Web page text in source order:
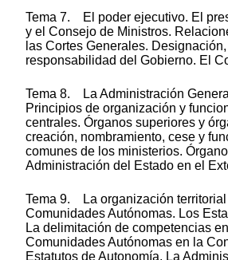
Tema 7. El poder ejecutivo. El
y el Consejo de Ministros.
las Cortes Generales.
responsabilidad del Gobierno. El
Tema 8. La Administración
Principios de organización y
centrales. Órganos superiores y
creación, nombramiento, cese y
comunes de los ministerios.
Administración del Estado en el
Tema 9. La organización territorial
Comunidades Autónomas. Los
La delimitación de competencias
Comunidades Autónomas en la
Estatutos de Autonomía. La